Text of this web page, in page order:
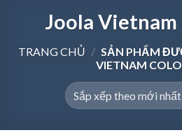
Joola
TRANG CHỦ / SẢN PHẨM
VIETNAM